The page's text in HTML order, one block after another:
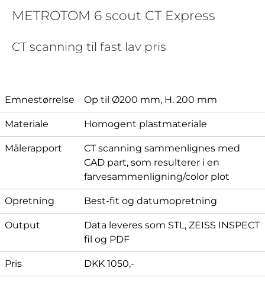
METROTOM 6 scout CT Express
CT scanning til fast lav pris
Emnestørrelse Op til Ø200 mm, H. 200 mm
Materiale Homogent plastmateriale
Målerapport
CT scanning sammenlignes med
CAD part, som resulterer i en
farvesammenligning/color plot
Opretning Best-fit og datumopretning
Output
Data leveres som STL, ZEISS INSPECT
fil og PDF
Pris DKK 1050,-